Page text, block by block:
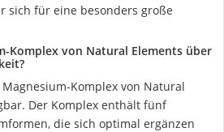
sich für eine besonders große
Komplex von Natural Elements über
Komplex von Natural
Der Komplex enthält fünf
die sich optimal ergänzen